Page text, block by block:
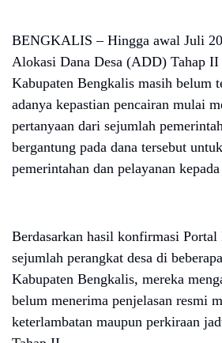
BENGKALIS – Hingga awal Juli
Alokasi Dana Desa (ADD) Tahap II
Kabupaten Bengkalis masih belum
adanya kepastian pencairan mulai
pertanyaan dari sejumlah
bergantung pada dana tersebut
pemerintahan dan pelayanan
Berdasarkan hasil konfirmasi Portal
sejumlah perangkat desa di
Kabupaten Bengkalis, mereka
belum menerima penjelasan resmi
keterlambatan maupun perkiraan